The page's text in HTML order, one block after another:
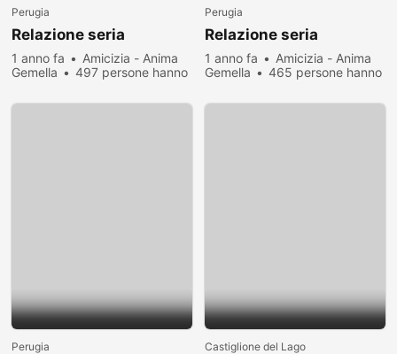
Perugia
Relazione seria
1 anno fa
Amicizia - Anima
Gemella
497 persone hanno
Perugia
Relazione seria
1 anno fa
Amicizia - Anima
Gemella
465 persone hanno
Perugia Castiglione del Lago